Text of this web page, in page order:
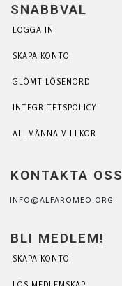
SNABBVAL
LOGGA IN
SKAPA KONTO
GLÖMT LÖSENORD
INTEGRITETSPOLICY
ALLMÄNNA VILLKOR
KONTAKTA OSS
INFO@ALFAROMEO.ORG
BLI MEDLEM!
SKAPA KONTO